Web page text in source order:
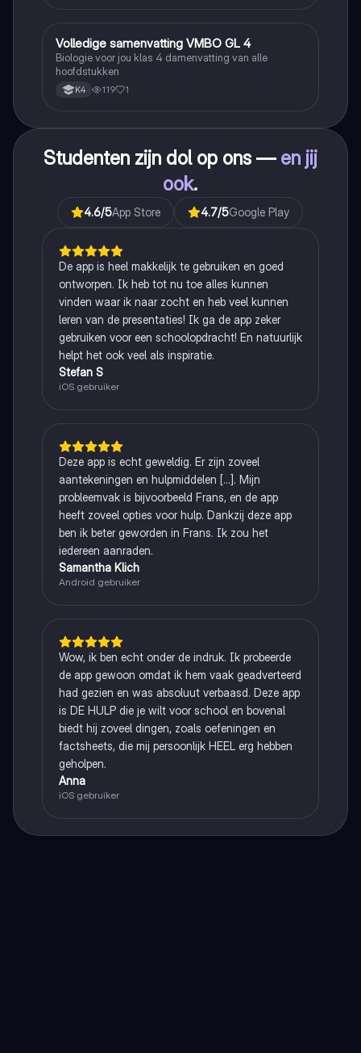
VBiologie
Volledige samenvatting VMBO GL 4
Biologie voor jou klas 4 damenvatting van alle
hoofdstukken
K4 119 1
Studenten zijn dol op ons — en jij
ook.
4.6/5App Store 4.7/5Google Play
De app is heel makkelijk te gebruiken en goed
ontworpen. Ik heb tot nu toe alles kunnen
vinden waar ik naar zocht en heb veel kunnen
leren van de presentaties! Ik ga de app zeker
gebruiken voor een schoolopdracht! En natuurlijk
helpt het ook veel als inspiratie.
Stefan S
iOS gebruiker
Deze app is echt geweldig. Er zijn zoveel
aantekeningen en hulpmiddelen [...]. Mijn
probleemvak is bijvoorbeeld Frans, en de app
heeft zoveel opties voor hulp. Dankzij deze app
ben ik beter geworden in Frans. Ik zou het
iedereen aanraden.
Samantha Klich
Android gebruiker
Wow, ik ben echt onder de indruk. Ik probeerde
de app gewoon omdat ik hem vaak geadverteerd
had gezien en was absoluut verbaasd. Deze app
is DE HULP die je wilt voor school en bovenal
biedt hij zoveel dingen, zoals oefeningen en
factsheets, die mij persoonlijk HEEL erg hebben
geholpen.
Anna
iOS gebruiker